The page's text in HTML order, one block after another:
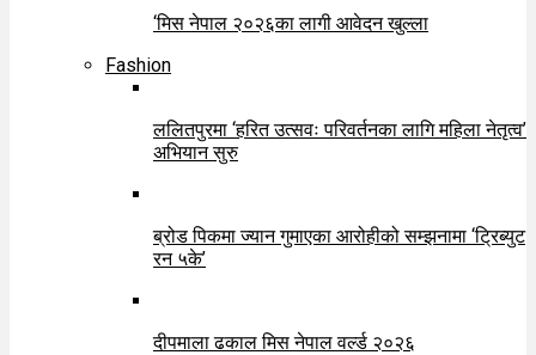
‘मिस नेपाल २०२६का लागी आवेदन खुल्ला
Fashion
ललितपुरमा ‘हरित उत्सवः परिवर्तनका लागि महिला नेतृत्व’
अभियान सुरु
ब्रोड पिकमा ज्यान गुमाएका आरोहीको सम्झनामा ‘ट्रिब्युट
रन ५के’
दीपमाला ढकाल मिस नेपाल वर्ल्ड २०२६